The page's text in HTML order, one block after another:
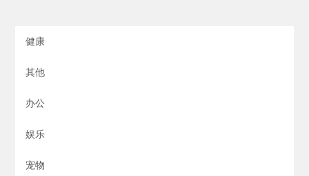
健康
其他
办公
娱乐
宠物